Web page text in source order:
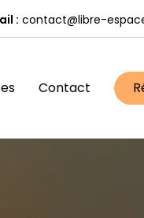
: contact@libre-
Contact R